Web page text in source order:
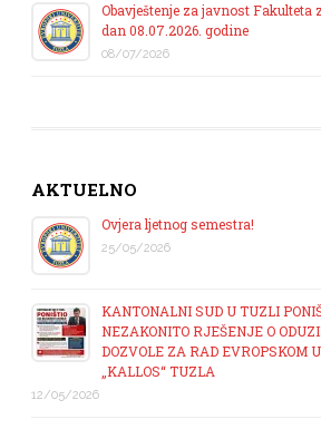
Obavještenje za javnost
dan 08.07.2026. godine
08/07/2026
AKTUELNO
Ovjera ljetnog semestra!
25/05/2026
KANTONALNI SUD U TUZLI
NEZAKONITO RJEŠENJE O
DOZVOLE ZA RAD EVROPSKOM
„KALLOS“ TUZLA
12/05/2026